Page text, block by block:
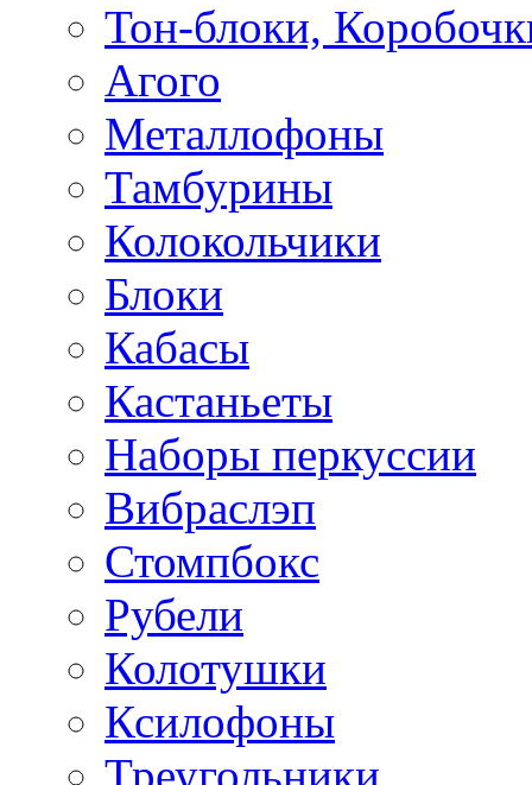
Тон-блоки,
Агого
Металлофоны
Тамбурины
Колокольчики
Блоки
Кабасы
Кастаньеты
Наборы перкуссии
Вибраслэп
Стомпбокс
Рубели
Колотушки
Ксилофоны